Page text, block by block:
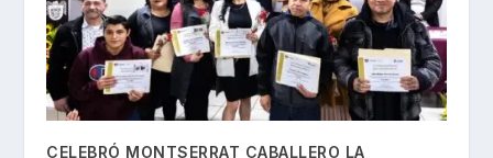
CELEBRÓ MONTSERRAT CABALLERO LA